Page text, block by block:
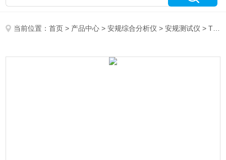
当前位置：首页 > 产品中心 >安规综合分析仪 >安规测试仪 > TL5502A同惠交流耐压测试仪